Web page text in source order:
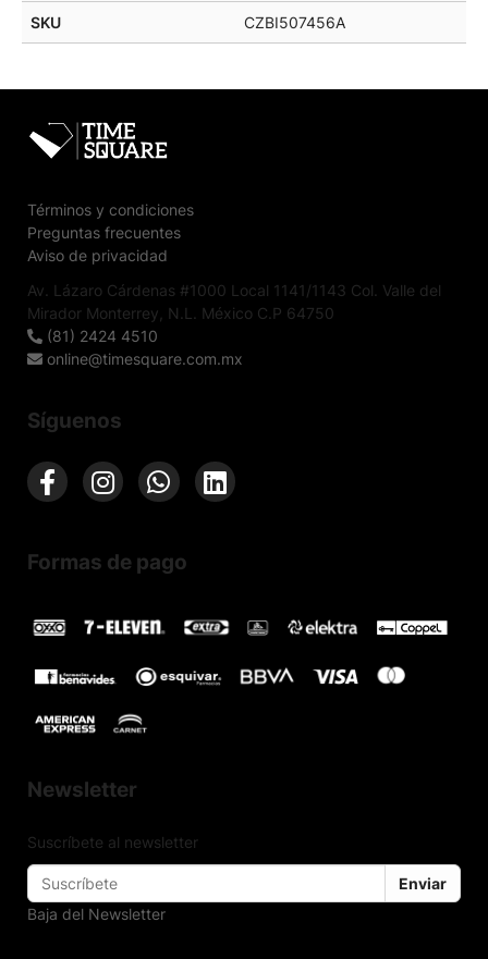
SKU CZBI507456A
Términos y condiciones
Preguntas frecuentes
Aviso de privacidad
Av. Lázaro Cárdenas #1000 Local 1141/1143 Col. Valle del
Mirador Monterrey, N.L. México C.P 64750
(81) 2424 4510
online@timesquare.com.mx
Síguenos
Formas de pago
Newsletter
Suscríbete al newsletter
Enviar
Baja del Newsletter